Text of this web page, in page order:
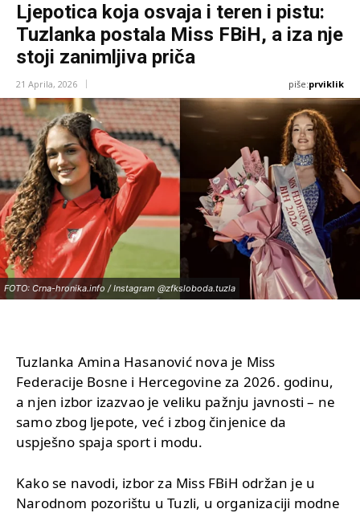
Ljepotica koja osvaja i teren i pistu:
Tuzlanka postala Miss FBiH, a iza nje
stoji zanimljiva priča
21 Aprila, 2026 piše:prviklik
FOTO: Crna-hronika.info / Instagram @zfksloboda.tuzla
Tuzlanka Amina Hasanović nova je Miss
Federacije Bosne i Hercegovine za 2026. godinu,
a njen izbor izazvao je veliku pažnju javnosti – ne
samo zbog ljepote, već i zbog činjenice da
uspješno spaja sport i modu.
Kako se navodi, izbor za Miss FBiH održan je u
Narodnom pozorištu u Tuzli, u organizaciji modne